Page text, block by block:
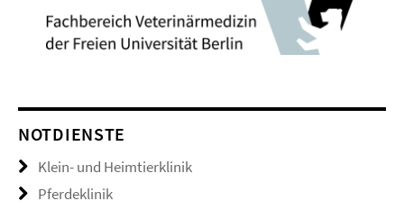
NOTDIENSTE
Klein- und Heimtierklinik
Pferdeklinik